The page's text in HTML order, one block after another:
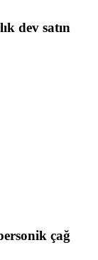
dev satın
çağ